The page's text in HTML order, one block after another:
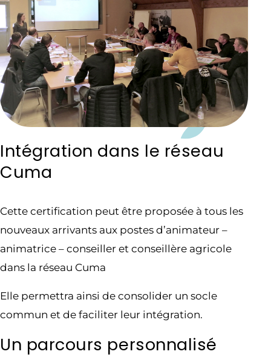
Intégration dans le réseau
Cuma
Cette certification peut être proposée à tous les
nouveaux arrivants aux postes d’animateur –
animatrice – conseiller et conseillère agricole
dans la réseau Cuma
Elle permettra ainsi de consolider un socle
commun et de faciliter leur intégration.
Un parcours personnalisé